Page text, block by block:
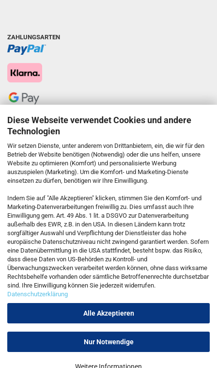
Diese Webseite verwendet Cookies und andere
Technologien
Wir setzen Dienste, unter anderem von Drittanbietern, ein, die wir für den
Betrieb der Website benötigen (Notwendig) oder die uns helfen, unsere
Website zu optimieren (Komfort) und personalisierte Werbung
auszuspielen (Marketing). Um die Komfort- und Marketing-Dienste
einsetzen zu dürfen, benötigen wir Ihre Einwilligung.
Indem Sie auf "Alle Akzeptieren" klicken, stimmen Sie den Komfort- und
Marketing-Datenverarbeitungen freiwillig zu. Dies umfasst auch Ihre
Einwilligung gem. Art. 49 Abs. 1 lit. a DSGVO zur Datenverarbeitung
außerhalb des EWR, z.B. in den USA. In diesen Ländern kann trotz
sorgfältiger Auswahl und Verpflichtung der Dienstleister das hohe
europäische Datenschutzniveau nicht zwingend garantiert werden. Sofern
eine Datenübermittlung in die USA stattfindet, besteht bspw. das Risiko,
dass diese Daten von US-Behörden zu Kontroll- und
Überwachungszwecken verarbeitet werden können, ohne dass wirksame
Rechtsbehelfe vorhanden oder sämtliche Betroffenenrechte durchsetzbar
sind. Ihre Einwilligung können Sie jederzeit widerrufen.
Datenschutzerklärung
Alle Akzeptieren
Nur Notwendige
ZAHLUNGSARTEN
KONTAKT
Kostenfreie Service-Hotline
0800 5892815
Callback Service
Kontaktformular